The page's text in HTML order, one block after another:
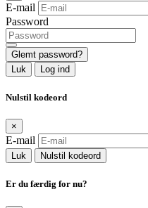
E-mail
Password
Glemt password?
Luk
Log ind
Nulstil kodeord
×
E-mail
Luk Nulstil kodeord
Er du færdig for nu?